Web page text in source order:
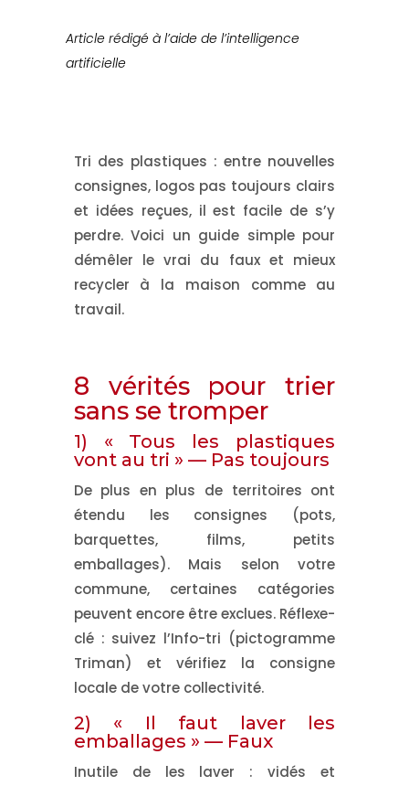
Article rédigé à l’aide de l’intelligence
artificielle
Tri des plastiques : entre nouvelles
consignes, logos pas toujours clairs
et idées reçues, il est facile de s’y
perdre. Voici un guide simple pour
démêler le vrai du faux et mieux
recycler à la maison comme au
travail.
8 vérités pour trier
sans se tromper
1) « Tous les plastiques
vont au tri » — Pas toujours
De plus en plus de territoires ont
étendu les consignes (pots,
barquettes, films, petits
emballages). Mais selon votre
commune, certaines catégories
peuvent encore être exclues. Réflexe-
clé : suivez l’Info-tri (pictogramme
Triman) et vérifiez la consigne
locale de votre collectivité.
2) « Il faut laver les
emballages » — Faux
Inutile de les laver :vidés et